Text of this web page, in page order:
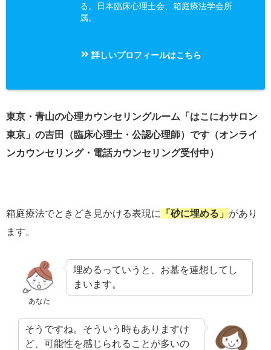
る。日本臨床心理士会、箱庭療法学会所
属。
詳しいプロフィールはこちら
東京・青山の心理カウンセリングルーム「はこにわサロン
東京」の吉田（臨床心理士・公認心理師）です（オンライ
ンカウンセリング・電話カウンセリング受付中）
箱庭療法でときどき見かける表現に 「砂に埋める」 があり
ます。
あなた
埋めるっていうと、お墓を連想してし
まいます。
そうですね。そういう時もありますけ
ど、可能性を感じられることが多いの